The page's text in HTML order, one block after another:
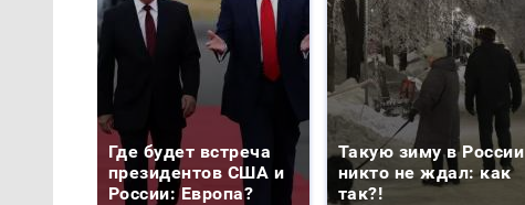
Где будет встреча
президентов США и
России: Европа?
Такую зиму в России
никто не ждал: как
так?!